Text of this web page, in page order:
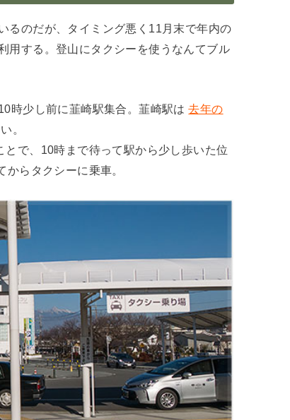
るのだが、タイミング悪く11月末で年内の
用する。登山にタクシーを使うなんてブル
時少し前に韮崎駅集合。韮崎駅は去年の
。
で、10時まで待って駅から少し歩いた位
からタクシーに乗車。